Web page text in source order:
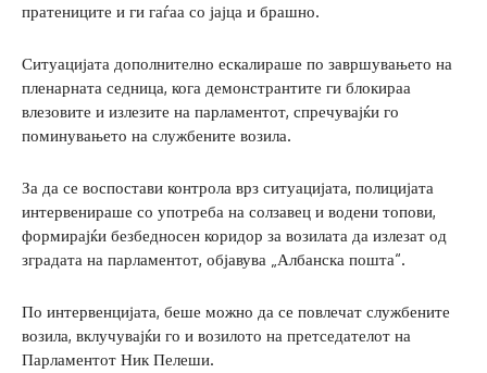
пратениците и ги гаѓаа со јајца и брашно.
Ситуацијата дополнително ескалираше по завршувањето на
пленарната седница, кога демонстрантите ги блокираа
влезовите и излезите на парламентот, спречувајќи го
поминувањето на службените возила.
За да се воспостави контрола врз ситуацијата, полицијата
интервенираше со употреба на солзавец и водени топови,
формирајќи безбедносен коридор за возилата да излезат од
зградата на парламентот, објавува „Албанска пошта“.
По интервенцијата, беше можно да се повлечат службените
возила, вклучувајќи го и возилото на претседателот на
Парламентот Ник Пелеши.